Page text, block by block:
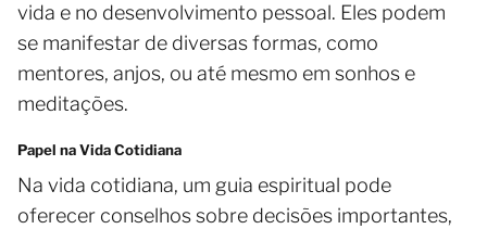
vida e no desenvolvimento pessoal. Eles podem
se manifestar de diversas formas, como
mentores, anjos, ou até mesmo em sonhos e
meditações.
Papel na Vida Cotidiana
Na vida cotidiana, um guia espiritual pode
oferecer conselhos sobre decisões importantes,